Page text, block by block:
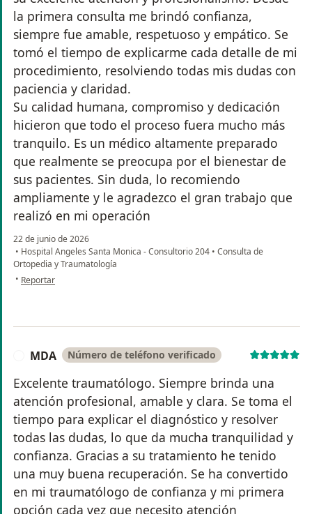
la primera consulta me brindó confianza,
siempre fue amable, respetuoso y empático. Se
tomó el tiempo de explicarme cada detalle de mi
procedimiento, resolviendo todas mis dudas con
paciencia y claridad.
Su calidad humana, compromiso y dedicación
hicieron que todo el proceso fuera mucho más
tranquilo. Es un médico altamente preparado
que realmente se preocupa por el bienestar de
sus pacientes. Sin duda, lo recomiendo
ampliamente y le agradezco el gran trabajo que
realizó en mi operación
22 de junio de 2026
• Hospital Angeles Santa Monica - Consultorio 204 • Consulta de
Ortopedia y Traumatología
• en opinión del usuario Ana Ojeda
Reportar
MDA Número de teléfono verificado
Excelente traumatólogo. Siempre brinda una
atención profesional, amable y clara. Se toma el
tiempo para explicar el diagnóstico y resolver
todas las dudas, lo que da mucha tranquilidad y
confianza. Gracias a su tratamiento he tenido
una muy buena recuperación. Se ha convertido
en mi traumatólogo de confianza y mi primera
opción cada vez que necesito atención